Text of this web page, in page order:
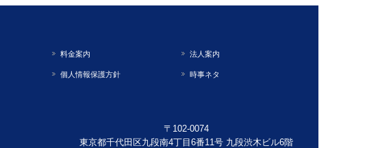
料金案内 法人案内
個人情報保護方針 時事ネタ
〒102-0074
東京都千代田区九段南4丁目6番11号 九段渋木ビル6階